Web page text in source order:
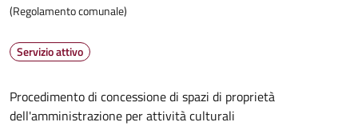
(Regolamento comunale)
Servizio attivo
Procedimento di concessione di spazi di proprietà
dell'amministrazione per attività culturali